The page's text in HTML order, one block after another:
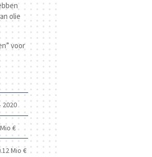
olie
voor
2020
€
Mio €